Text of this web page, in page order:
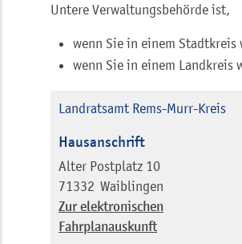
Untere Verwaltungsbehörde ist,
wenn Sie in einem
wenn Sie in einem Landkreis
Landratsamt Rems-Murr-Kreis
Hausanschrift
Alter Postplatz 10
71332 Waiblingen
Zur elektronischen
Fahrplanauskunft